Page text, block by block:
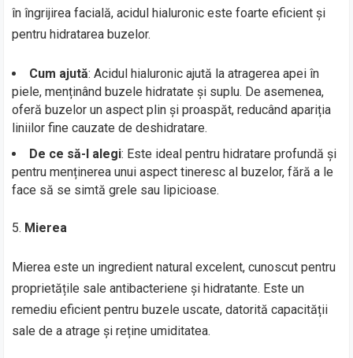
în îngrijirea facială, acidul hialuronic este foarte eficient și
pentru hidratarea buzelor.
Cum ajută: Acidul hialuronic ajută la atragerea apei în
piele, menținând buzele hidratate și suplu. De asemenea,
oferă buzelor un aspect plin și proaspăt, reducând apariția
liniilor fine cauzate de deshidratare.
De ce să-l alegi: Este ideal pentru hidratare profundă și
pentru menținerea unui aspect tineresc al buzelor, fără a le
face să se simtă grele sau lipicioase.
Mierea
Mierea este un ingredient natural excelent, cunoscut pentru
proprietățile sale antibacteriene și hidratante. Este un
remediu eficient pentru buzele uscate, datorită capacității
sale de a atrage și reține umiditatea.